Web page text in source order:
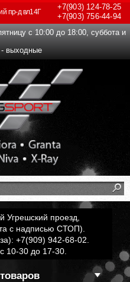
+7(903)124-78-25
+7(903)756-44-94
пр-д вл14Г
с 10:00 до 18:00, суббота и
- выходные
Угрешский проезд,
с надписью СТОП).
+7(909) 942-68-02.
10-30 до 17-30.